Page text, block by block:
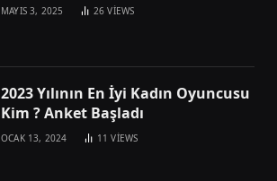
MAYIS 3, 2025 26VIEWS
2023 Yılının En İyi Kadın Oyuncusu
Kim ? Anket Başladı
OCAK 13, 2024 11VIEWS